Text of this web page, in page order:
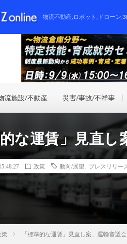
物流不動産,ロボット,ドローン
流施設/不動産 災害/事故/不祥事
な運賃」見直し
政策 動向/展望 プレスリリー
策 「標準的な運賃」見直し案、運輸審議